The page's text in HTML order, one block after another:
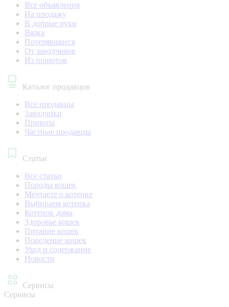
Все объявления
На продажу
В добрые руки
Вязка
Потерявшиеся
От заводчиков
Из приютов
Каталог продавцов
Все продавцы
Заводчики
Приюты
Частные продавцы
Статьи
Все статьи
Породы кошек
Мечтаете о котенке
Выбираем котенка
Котенок дома
Здоровье кошек
Питание кошек
Поведение кошек
Уход и содержание
Новости
Сервисы
Сервисы